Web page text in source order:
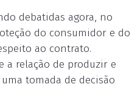
debatidas agora, no
do consumidor e do
ao contrato.
a relação de produzir e
tomada de decisão